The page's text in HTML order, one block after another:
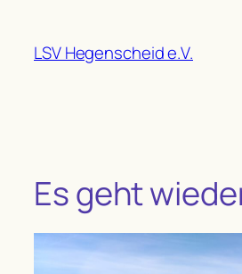
springen
LSV Hegenscheid e.V.
Es geht